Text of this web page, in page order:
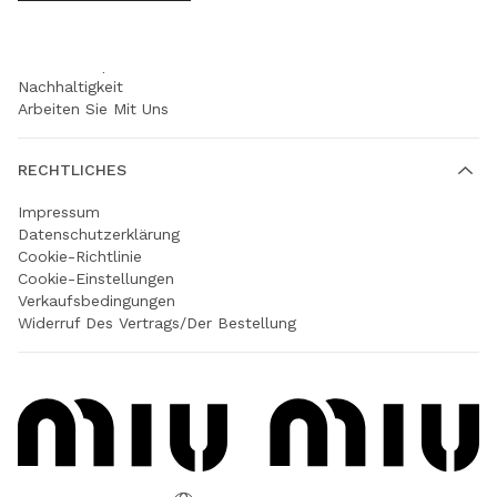
Nachhaltigkeit
Arbeiten Sie Mit Uns
RECHTLICHES
Impressum
Datenschutzerklärung
Cookie-Richtlinie
Cookie-Einstellungen
Verkaufsbedingungen
Widerruf Des Vertrags/der Bestellung